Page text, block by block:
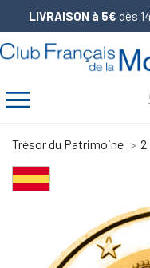
LIVRAISON à 5€ dès
Trésor du Patrimoine 2